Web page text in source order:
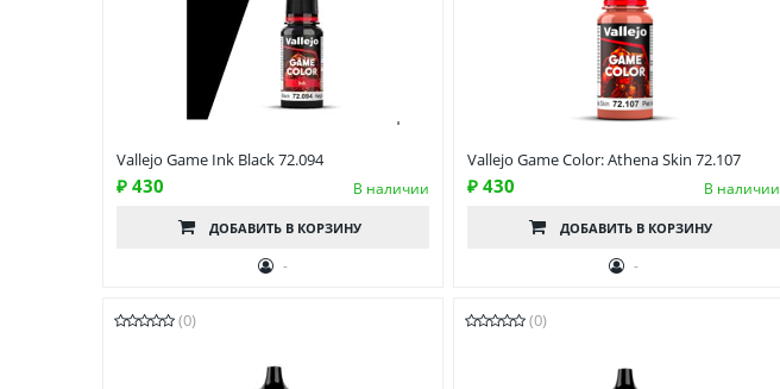
Vallejo Game Ink Black 72.094
₽ 430 В наличии
ДОБАВИТЬ В КОРЗИНУ
-
Vallejo Game Color: Athena Skin 72.107
₽ 430 В наличии
ДОБАВИТЬ В КОРЗИНУ
-
(0) (0)